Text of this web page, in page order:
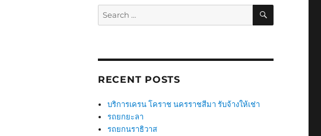
Search
for:
SEARCH
RECENT POSTS
บริการเครน โคราช นครราชสีมา รับจ้างให้เช่า
รถยกยะลา
รถยกนราธิวาส